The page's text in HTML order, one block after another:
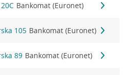
Bankomat (Euronet)
105 Bankomat (Euronet)
89 Bankomat (Euronet)